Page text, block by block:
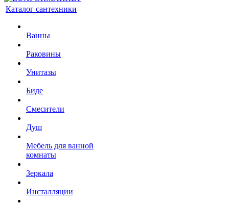
Каталог сантехники
Ванны
Раковины
Унитазы
Биде
Смесители
Душ
Мебель для ванной
комнаты
Зеркала
Инсталляции